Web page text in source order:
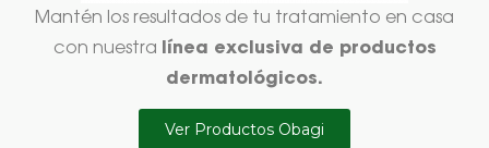
Mantén los resultados de tu tratamiento en casa
con nuestra línea exclusiva de productos
dermatológicos.
Ver Productos Obagi